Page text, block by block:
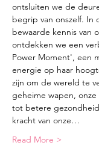
ontsluiten we de
begrip van onszelf. In
bewaarde kennis van
ontdekken we een
Power Moment', een
energie op haar
zijn om de wereld te
geheime wapen,
tot betere
kracht van onze…
Read More >